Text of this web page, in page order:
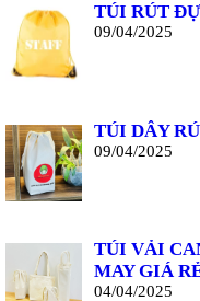
TÚI RÚT
09/04/2025
TÚI DÂY
09/04/2025
TÚI VẢI
MAY GIÁ
04/04/2025